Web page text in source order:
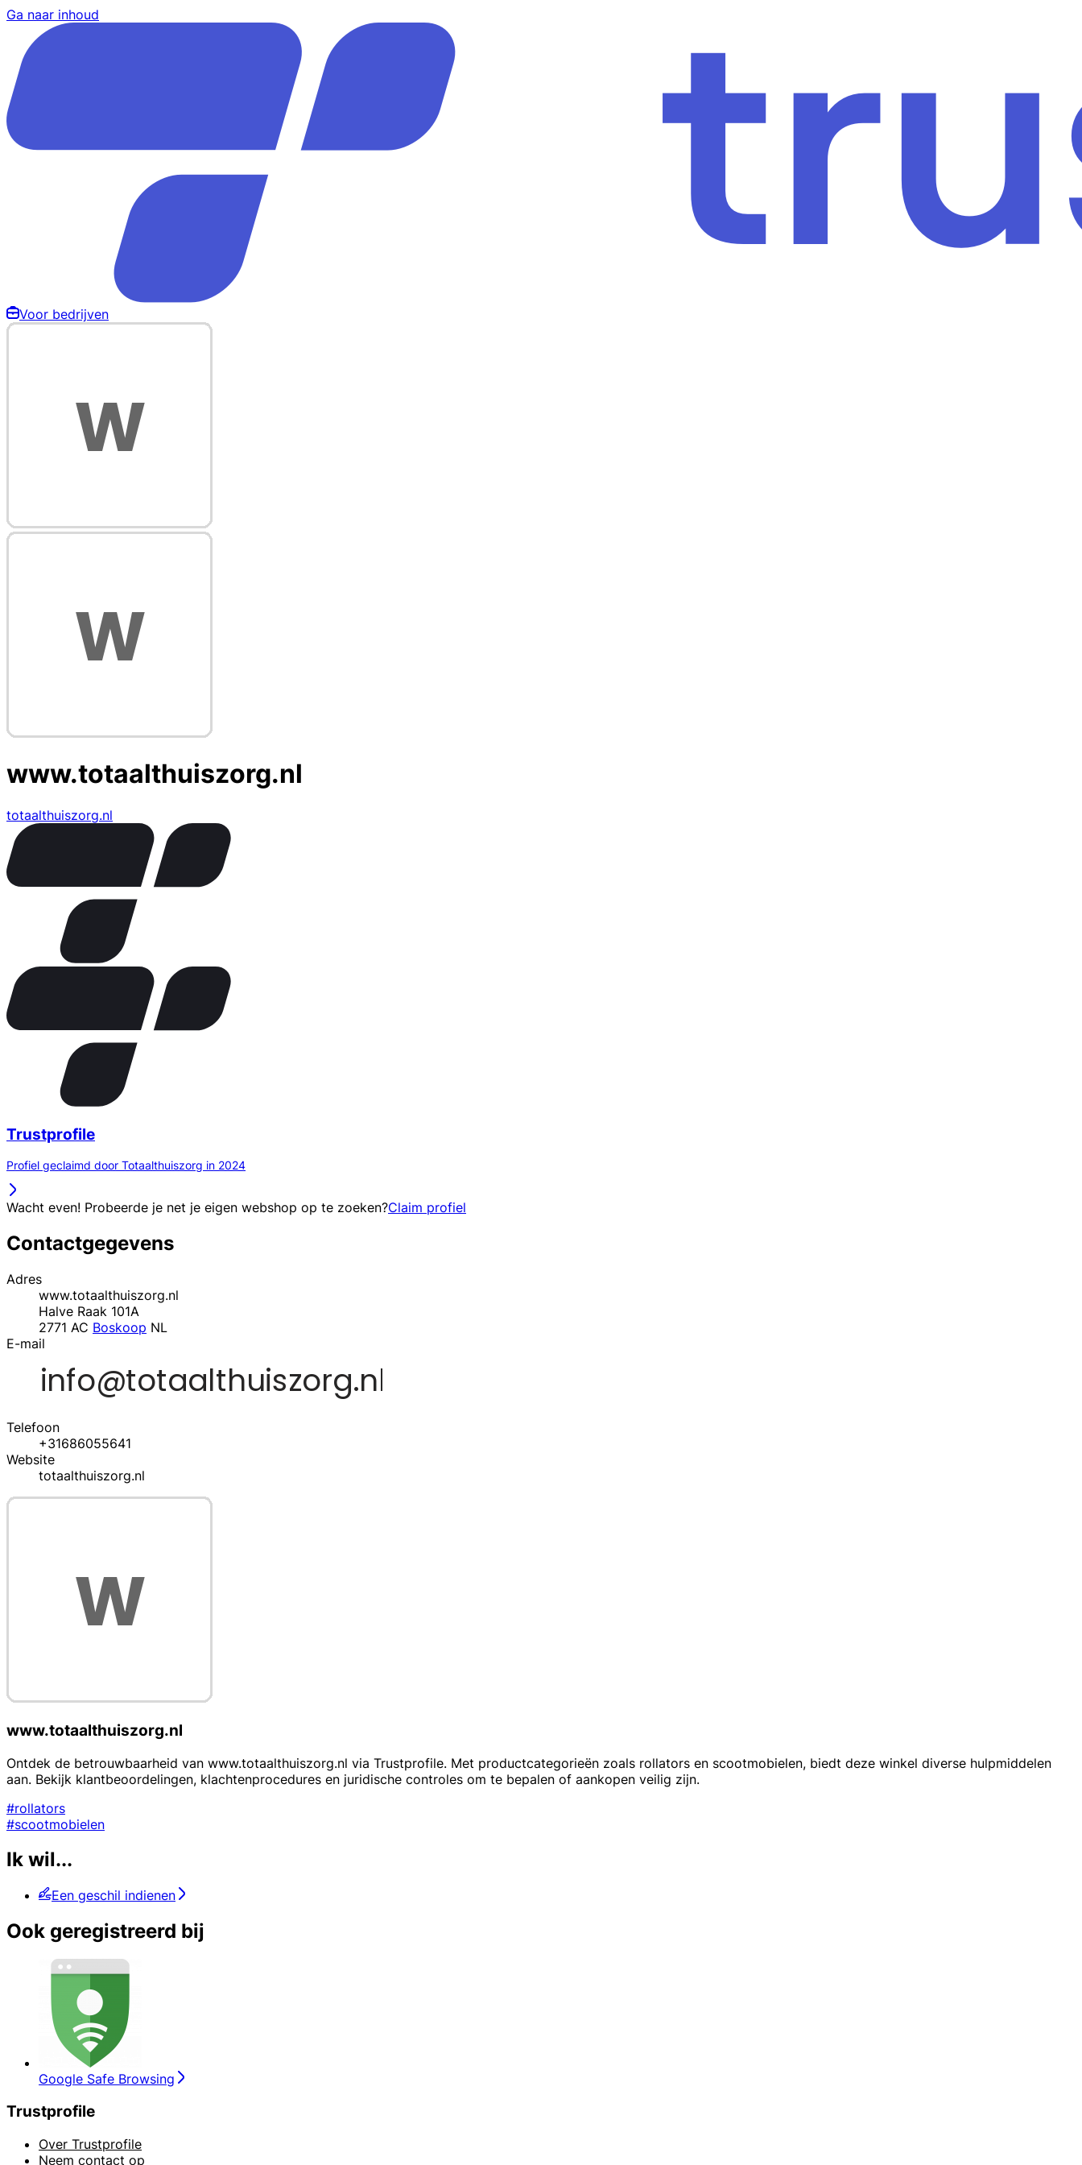
Ga naar inhoud
Voor bedrijven
www.totaalthuiszorg.nl
totaalthuiszorg.nl
Trustprofile
Profiel geclaimd door Totaalthuiszorg in 2024
Wacht even! Probeerde je net je eigen webshop op te zoeken?Claim profiel
Contactgegevens
Adres
www.totaalthuiszorg.nl
Halve Raak 101A
2771 AC Boskoop NL
E-mail
Telefoon
+31686055641
Website
totaalthuiszorg.nl
www.totaalthuiszorg.nl
Ontdek de betrouwbaarheid van www.totaalthuiszorg.nl via Trustprofile. Met productcategorieën zoals rollators en scootmobielen, biedt deze winkel diverse hulpmiddelen
aan. Bekijk klantbeoordelingen, klachtenprocedures en juridische controles om te bepalen of aankopen veilig zijn.
#rollators
#scootmobielen
Ik wil...
Een geschil indienen
Ook geregistreerd bij
Google Safe Browsing
Trustprofile
Over Trustprofile
Neem contact op